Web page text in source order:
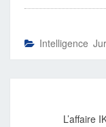
Intelligence
d'article
L’affaire